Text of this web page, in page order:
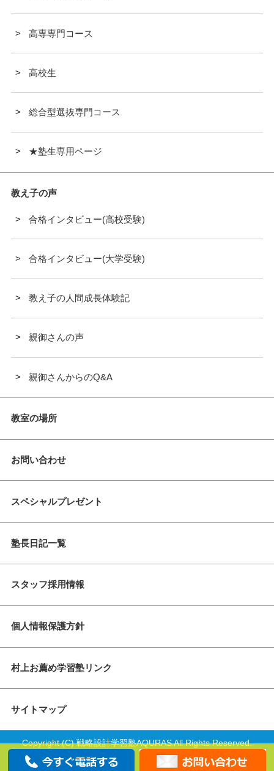
高専専門コース
高校生
総合型選抜専門コース
★塾生専用ページ
教え子の声
合格インタビュー(高校受験)
合格インタビュー(大学受験)
教え子の人間成長体験記
親御さんの声
親御さんからのQ&A
教室の場所
お問い合わせ
スペシャルプレゼント
塾長日記一覧
スタッフ採用情報
個人情報保護方針
村上お薦め学習塾リンク
サイトマップ
Copyright (C) 戦略設計学習塾AQURAS All Rights Reserved.